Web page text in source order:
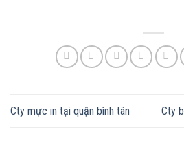
Cty mực in tại quận bình tân Cty